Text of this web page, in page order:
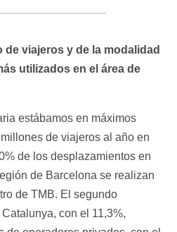
de viajeros y de la modalidad
utilizados en el área de
estábamos en máximos
de viajeros al año en
de los desplazamientos en
de Barcelona se realizan
de TMB. El segundo
con el 11,3%,